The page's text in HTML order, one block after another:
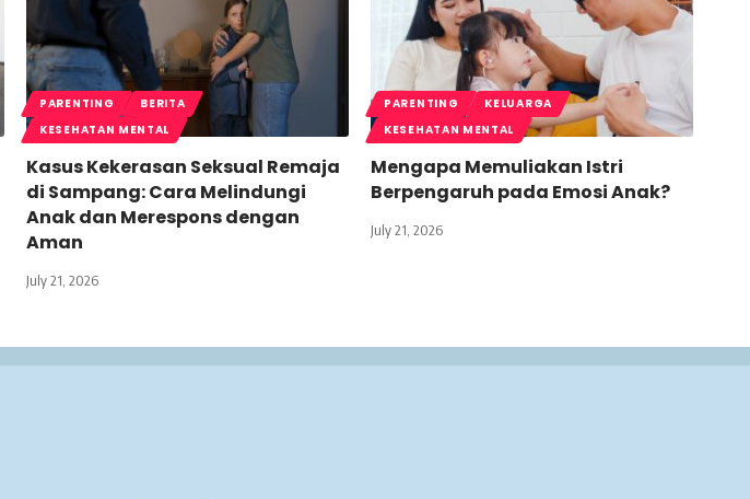
PARENTING
BERITA
KESEHATAN MENTAL
Kasus Kekerasan Seksual Remaja
di Sampang: Cara Melindungi
Anak dan Merespons dengan
Aman
July 21, 2026
PARENTING
KELUARGA
KESEHATAN MENTAL
Mengapa Memuliakan Istri
Berpengaruh pada Emosi Anak?
July 21, 2026